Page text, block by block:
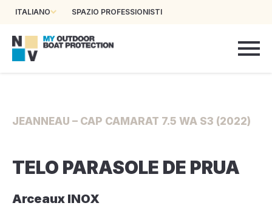
ITALIANO SPAZIO PROFESSIONISTI
JEANNEAU – CAP CAMARAT 7.5 WA S3 (2022)
TELO PARASOLE DE PRUA
Arceaux INOX